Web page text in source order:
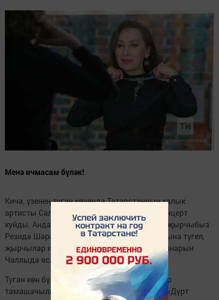
Менә ичмасам бүләк!
Кичә, үзенең туган көнендә Татарстанның халык
артисты Салават Фәтхетдинов Чаллыда концерт
куйды. Анда үзенең туган көнендә яраткан җырчыбыз
Резидә Шәрәфиева да катнашты. Бу юкка гына түгел,
җырчылар икесе дә зур сәхнәгә тәүге адымнарын
Чаллыда ясадылар.
Туган көн бүләксез булмый инде. Җырчылар
тамашачыларга җырларын бүләк иттеләр. «Дүрт